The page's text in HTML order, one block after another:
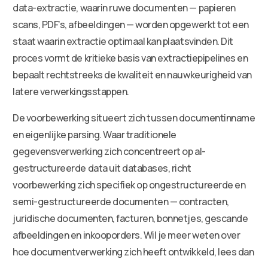
data-extractie, waarin ruwe documenten — papieren
scans, PDF’s, afbeeldingen — worden opgewerkt tot een
staat waarin extractie optimaal kan plaatsvinden. Dit
proces vormt de kritieke basis van extractiepipelines en
bepaalt rechtstreeks de kwaliteit en nauwkeurigheid van
latere verwerkingsstappen.
De voorbewerking situeert zich tussen documentinname
en eigenlijke parsing. Waar traditionele
gegevensverwerking zich concentreert op al-
gestructureerde data uit databases, richt
voorbewerking zich specifiek op ongestructureerde en
semi-gestructureerde documenten — contracten,
juridische documenten, facturen, bonnetjes, gescande
afbeeldingen en inkooporders. Wil je meer weten over
hoe documentverwerking zich heeft ontwikkeld, lees dan